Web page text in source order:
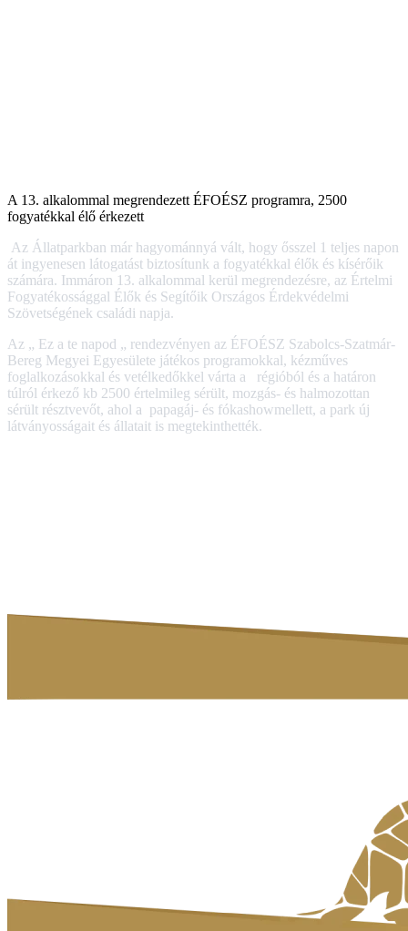
A 13. alkalommal megrendezett ÉFOÉSZ programra, 2500
fogyatékkal élő érkezett
Az Állatparkban már hagyománnyá vált, hogy ősszel 1 teljes napon
át ingyenesen látogatást biztosítunk a fogyatékkal élők és kísérőik
számára. Immáron 13. alkalommal kerül megrendezésre, az Értelmi
Fogyatékossággal Élők és Segítőik Országos Érdekvédelmi
Szövetségének családi napja.
Az „ Ez a te napod „ rendezvényen az ÉFOÉSZ Szabolcs-Szatmár-
Bereg Megyei Egyesülete játékos programokkal, kézműves
foglalkozásokkal és vetélkedőkkel várta a régióból és a határon
túlról érkező kb 2500 értelmileg sérült, mozgás- és halmozottan
sérült résztvevőt, ahol a papagáj- és fókashowmellett, a park új
látványosságait és állatait is megtekinthették.